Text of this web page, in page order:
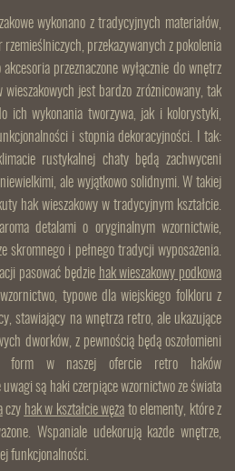
wykonano z tradycyjnych materiałów,
przekazywanych z pokolenia
przeznaczone wyłącznie do wnętrz
jest bardzo zróżnicowany, tak
ich wykonania tworzywa, jak i kolorystyki,
i stopnia dekoracyjności. I tak:
rustykalnej chaty będą zachwyceni
ale wyjątkowo solidnymi. W takiej
hak wieszakowy w tradycyjnym kształcie.
detalami o oryginalnym wzornictwie,
skromnego i pełnego tradycji wyposażenia.
pasować będzie hak wieszakowy podkowa
typowe dla wiejskiego folkloru z
stawiający na wnętrza retro, ale ukazujące
dworków, z pewnością będą oszołomieni
form w naszej ofercie retro haków
są haki czerpiące wzornictwo ze świata
czy hak w kształcie węża to elementy, które z
Wspaniale udekorują każde wnętrze,
funkcjonalności.